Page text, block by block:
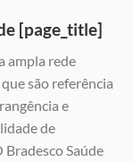
[page_title]
ampla rede
são referência
e
de
Saúde